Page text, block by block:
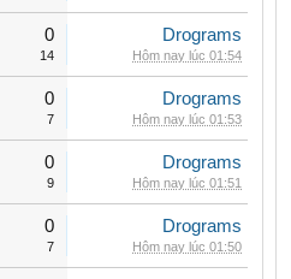
0
14
Drograms
Hôm nay lúc 01:54
0
7
Drograms
Hôm nay lúc 01:53
0
9
Drograms
Hôm nay lúc 01:51
0
7
Drograms
Hôm nay lúc 01:50